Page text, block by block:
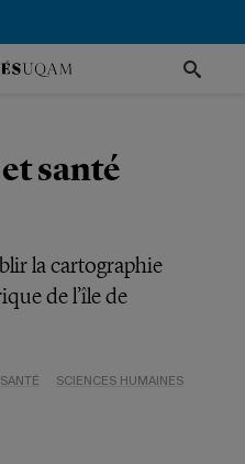
santé
la cartographie
de l’île de
SANTÉ
SCIENCES HUMAINES